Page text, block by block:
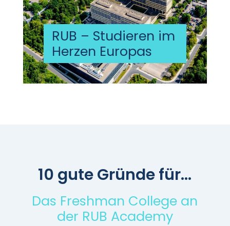
RUB – Studieren im
Herzen Europas
10 gute Gründe für…
Das Freshman College an
der RUB Academy